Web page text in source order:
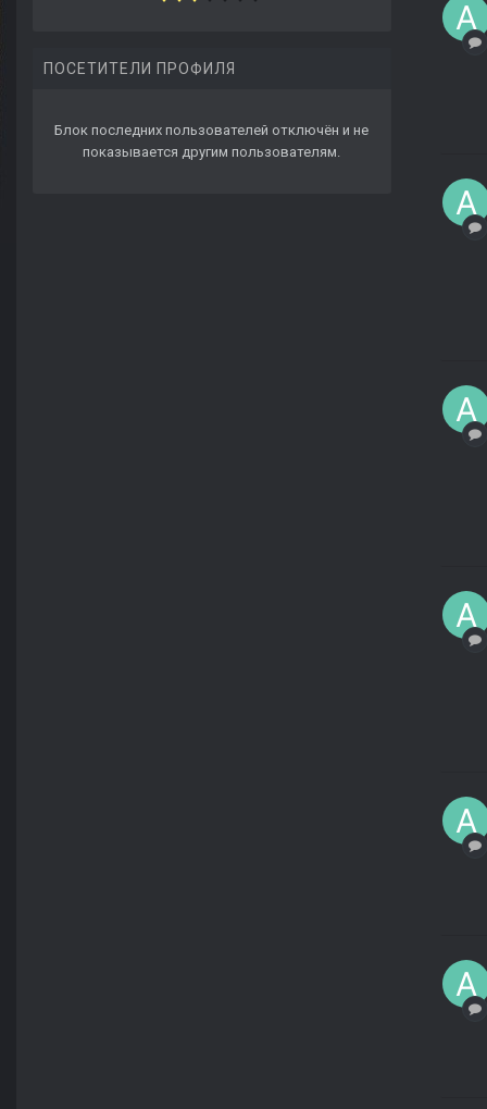
ПОСЕТИТЕЛИ ПРОФИЛЯ
Блок последних пользователей отключён и не
показывается другим пользователям.